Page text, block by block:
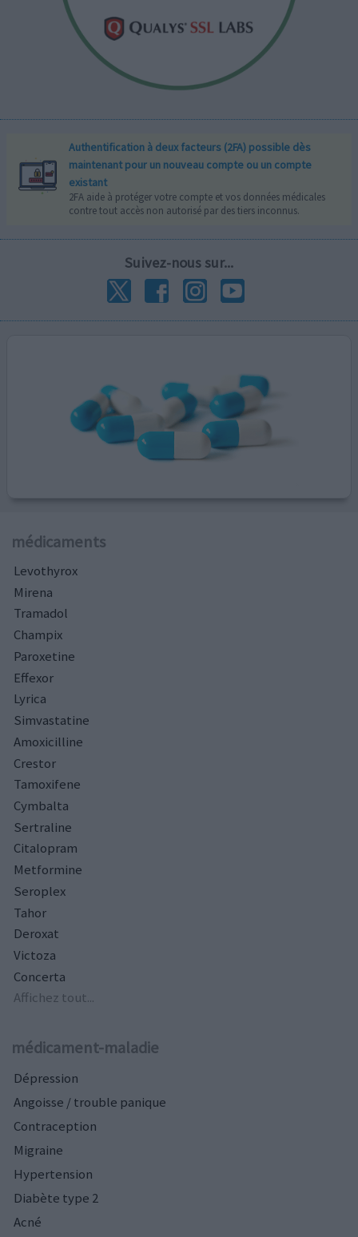
Authentification à deux facteurs (2FA) possible dès
maintenant pour un nouveau compte ou un compte
existant
2FA aide à protéger votre compte et vos données médicales
contre tout accès non autorisé par des tiers inconnus.
Suivez-nous sur...
médicaments
Levothyrox
Mirena
Tramadol
Champix
Paroxetine
Effexor
Lyrica
Simvastatine
Amoxicilline
Crestor
Tamoxifene
Cymbalta
Sertraline
Citalopram
Metformine
Seroplex
Tahor
Deroxat
Victoza
Concerta
Affichez tout...
médicament-maladie
Dépression
Angoisse / trouble panique
Contraception
Migraine
Hypertension
Diabète type 2
Acné